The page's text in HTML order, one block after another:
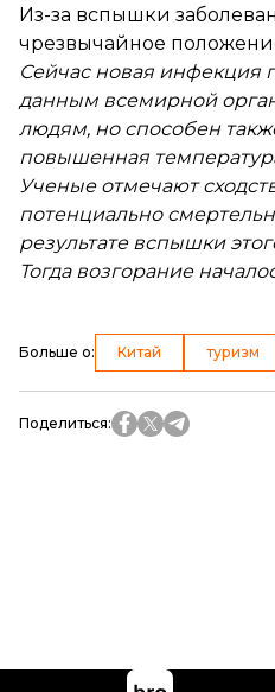
Из-за вспышки
чрезвычайное
Сейчас новая инфекция
данным всемирной
людям, но способен
повышенная
Ученые отмечают
потенциально
результате вспышки
Тогда возгорание
Больше о: Китай туризм
Поделиться: